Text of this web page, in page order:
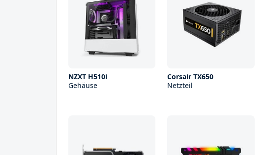
NZXT H510i
Gehäuse
Corsair TX650
Netzteil